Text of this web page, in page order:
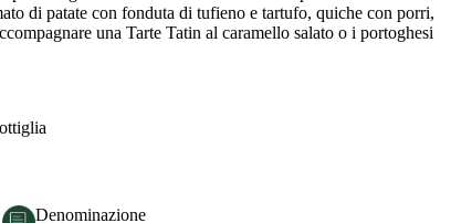
di patate con fonduta di tufieno e tartufo, quiche con porri,
una Tarte Tatin al caramello salato o i portoghesi
Denominazione